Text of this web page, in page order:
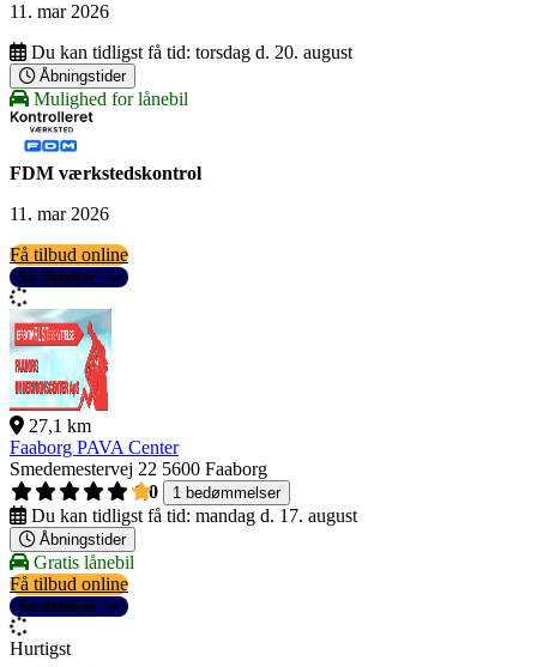
11. mar 2026
Du kan tidligst få tid: torsdag d. 20. august
Åbningstider
Mulighed for lånebil
FDM værkstedskontrol
11. mar 2026
Få tilbud online
Se detaljer
27,1 km
Faaborg PAVA Center
Smedemestervej 22 5600 Faaborg
1,0
1 bedømmelser
Du kan tidligst få tid: mandag d. 17. august
Åbningstider
Gratis lånebil
Få tilbud online
Se detaljer
Hurtigst